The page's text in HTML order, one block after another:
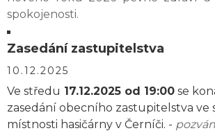
spokojenosti.
Zasedání zastupitelstva
10.12.2025
Ve středu 17.12.2025 od 19:00 se
zasedání obecního zastupitelstva ve
místnosti hasičárny v Černíči. -